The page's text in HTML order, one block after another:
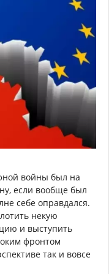
войны был на
если вообще был
себе оправдался.
некую
и выступить
фронтом
так и вовсе